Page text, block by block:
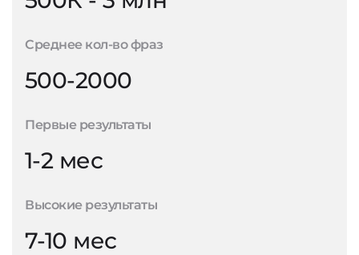
Среднее кол-во фраз
500-2000
Первые результаты
1-2 мес
Высокие результаты
7-10 мес